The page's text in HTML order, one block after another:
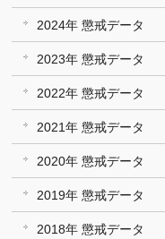
2024年 懲戒データ
2023年 懲戒データ
2022年 懲戒データ
2021年 懲戒データ
2020年 懲戒データ
2019年 懲戒データ
2018年 懲戒データ